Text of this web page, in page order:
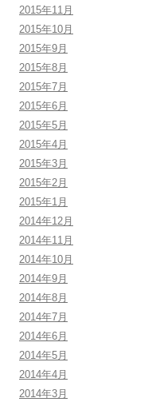
2015年11月
2015年10月
2015年9月
2015年8月
2015年7月
2015年6月
2015年5月
2015年4月
2015年3月
2015年2月
2015年1月
2014年12月
2014年11月
2014年10月
2014年9月
2014年8月
2014年7月
2014年6月
2014年5月
2014年4月
2014年3月